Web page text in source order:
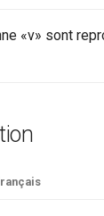
«v» sont